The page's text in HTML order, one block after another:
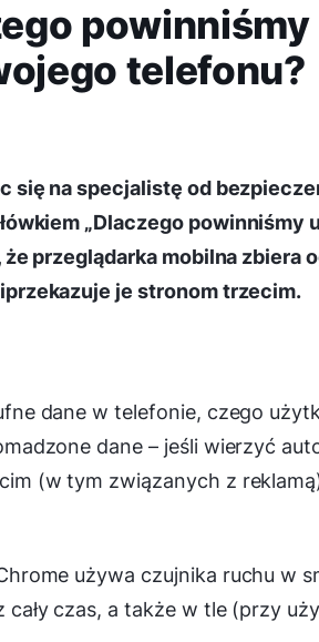
telefonu?
się na specjalistę od
„Dlaczego
przeglądarka mobilna zbiera
je stronom trzecim.
dane w telefonie, czego
dane – jeśli wierzyć
(w tym związanych z reklamą
używa czujnika ruchu w
czas, a także w tle (przy